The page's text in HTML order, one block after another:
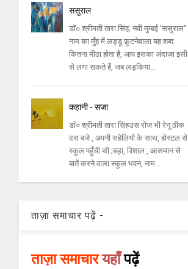
ससुराल
डॉ० श्रीमती तारा सिंह, नवी मुम्बई ’ससुराल”
नाम का मुँह में लड्डू फ़ूटनेवाला यह शब्द
कितना मीठा होता है, आप इसका अंदाज़ा इसी
से लगा सकते हैं, जब लड़किया...
कहानी - सजा
डॉ० श्रीमती तारा सिंहउस रोज भी रेनू ठीक
दस बजे , अपनी सहेलियों के साथ, होस्टल से
स्कूल पहुँची थी ;बड़ा, विशाल , आसमान से
बातें करने वाला स्कूल भवन, नाम...
ताज़ा समाचार पढ़ें -
ताज़ा समाचारयहाँपढ़ें